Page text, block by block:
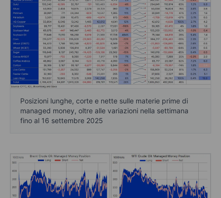
Posizioni lunghe, corte e nette sulle materie prime di
managed money, oltre alle variazioni nella settimana
fino al 16 settembre 2025